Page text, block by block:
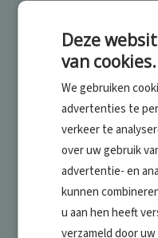
Deze
van cookies.
We gebruiken
advertenties te
verkeer te
over uw gebruik
advertentie- en
kunnen
u aan hen heeft
verzameld door